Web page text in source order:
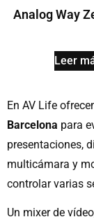
Analog Way
Leer
En AV Life
Barcelona para
presentaciones,
multicámara y
controlar varias
Un mixer de